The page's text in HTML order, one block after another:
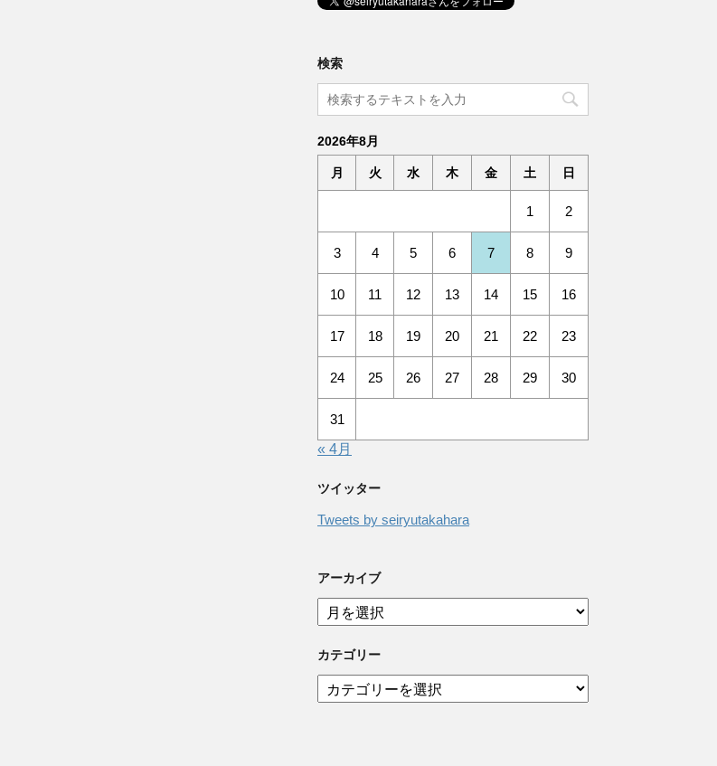
検索
2026年8月
月 火 水 木 金 土 日
1 2
3 4 5 6 7 8 9
10 11 12 13 14 15 16
17 18 19 20 21 22 23
24 25 26 27 28 29 30
31
« 4月
ツイッター
Tweets by seiryutakahara
アーカイブ
ア
ー
イ
カテゴリー
テ